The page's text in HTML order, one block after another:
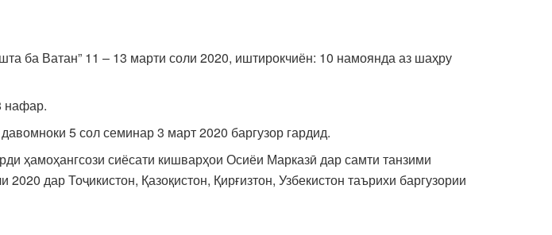
ба Ватан” 11 – 13 марти соли 2020, иштирокчиён: 10 намоянда аз шаҳру
нафар.
5 сол семинар 3 март 2020 баргузор гардид.
ҳамоҳангсози сиёсати кишварҳои Осиёи Марказӣ дар самти танзими
дар Тоҷикистон, Қазоқистон, Қирғизтон, Узбекистон таърихи баргузории